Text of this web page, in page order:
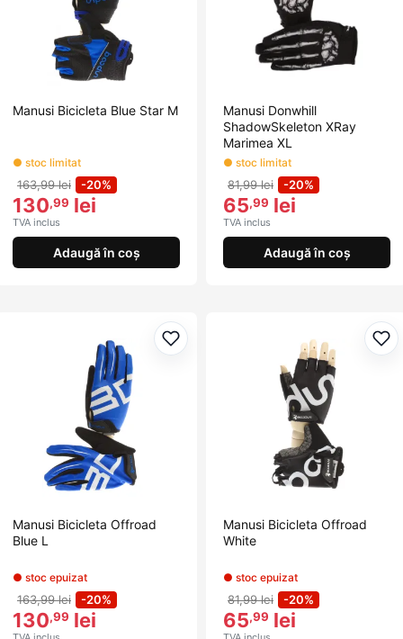
Manusi Bicicleta Blue Star M
● stoc limitat
163,99 lei -20%
130,99 lei
TVA inclus
Adaugă în coș
Manusi Donwhill
ShadowSkeleton XRay
Marimea XL
● stoc limitat
81,99 lei -20%
65,99 lei
TVA inclus
Adaugă în coș
Adaugă la favorite
Manusi Bicicleta Offroad
Blue L
● stoc epuizat
163,99 lei -20%
130,99 lei
Manusi Bicicleta Offroad
White
● stoc epuizat
81,99 lei -20%
65,99 lei